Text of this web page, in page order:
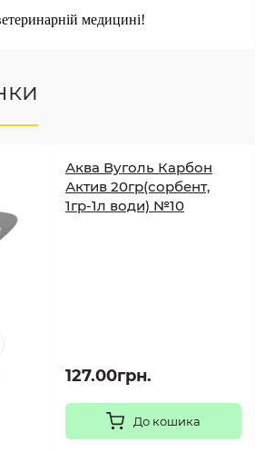
медицині!
Аква Вуголь Карбон
Актив 20гр(сорбент,
1гр-1л води) №10
127.00грн.
До кошика